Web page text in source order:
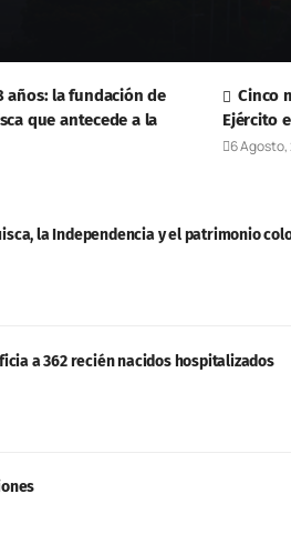
años: la fundación de
que antecede a la
Cinco
Ejército
6
la Independencia y el patrimonio
a 362 recién nacidos hospitalizados